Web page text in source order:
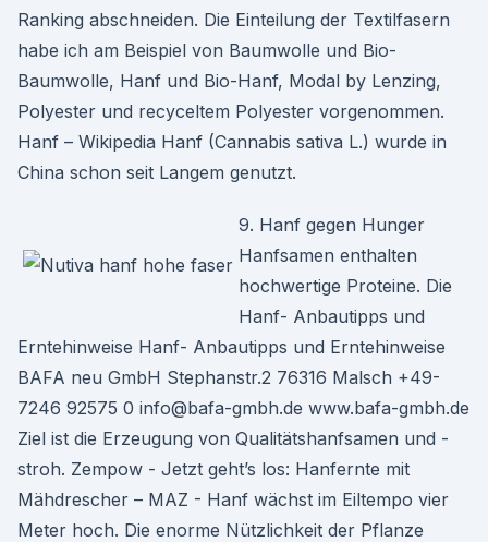
Ranking abschneiden. Die Einteilung der Textilfasern
habe ich am Beispiel von Baumwolle und Bio-
Baumwolle, Hanf und Bio-Hanf, Modal by Lenzing,
Polyester und recyceltem Polyester vorgenommen.
Hanf – Wikipedia Hanf (Cannabis sativa L.) wurde in
China schon seit Langem genutzt.
9. Hanf gegen Hunger
Hanfsamen enthalten
hochwertige Proteine. Die
Hanf- Anbautipps und
Erntehinweise Hanf- Anbautipps und Erntehinweise
BAFA neu GmbH Stephanstr.2 76316 Malsch +49-
7246 92575 0 info@bafa-gmbh.de www.bafa-gmbh.de
Ziel ist die Erzeugung von Qualitätshanfsamen und -
stroh. Zempow - Jetzt geht’s los: Hanfernte mit
Mähdrescher – MAZ - Hanf wächst im Eiltempo vier
Meter hoch. Die enorme Nützlichkeit der Pflanze